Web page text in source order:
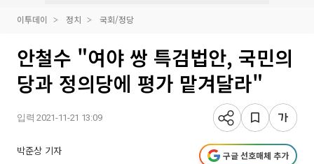
이투데이 정치 국회/정당
안철수 "여야 쌍 특검법안, 국민의
당과 정의당에 평가 맡겨달라"
입력 2021-11-21 13:09
박준상 기자 구글 선호매체 추가